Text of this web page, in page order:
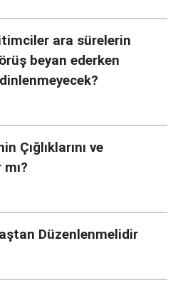
ara sürelerin
beyan ederken
Çığlıklarını ve
Düzenlenmelidir